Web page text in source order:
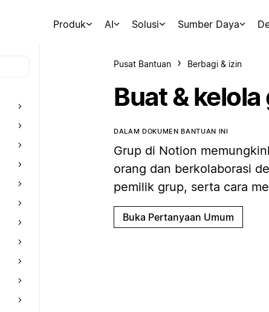
Produk AI Solusi Sumber Daya
Pusat Bantuan Berbagi & izin
Buat &
DALAM DOKUMEN BANTUAN INI
Grup di Notion
orang dan berkolaborasi
pemilik grup, serta cara
Buka Pertanyaan Umum